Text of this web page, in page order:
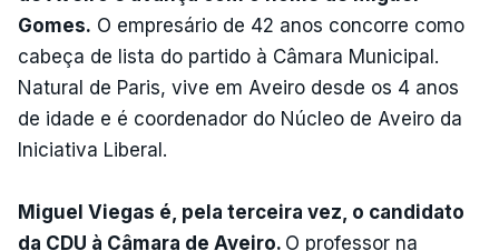
Gomes. O empresário de 42 anos concorre como
cabeça de lista do partido à Câmara Municipal.
Natural de Paris, vive em Aveiro desde os 4 anos
de idade e é coordenador do Núcleo de Aveiro da
Iniciativa Liberal.
Miguel Viegas é, pela terceira vez, o candidato
da CDU à Câmara de Aveiro. O professor na